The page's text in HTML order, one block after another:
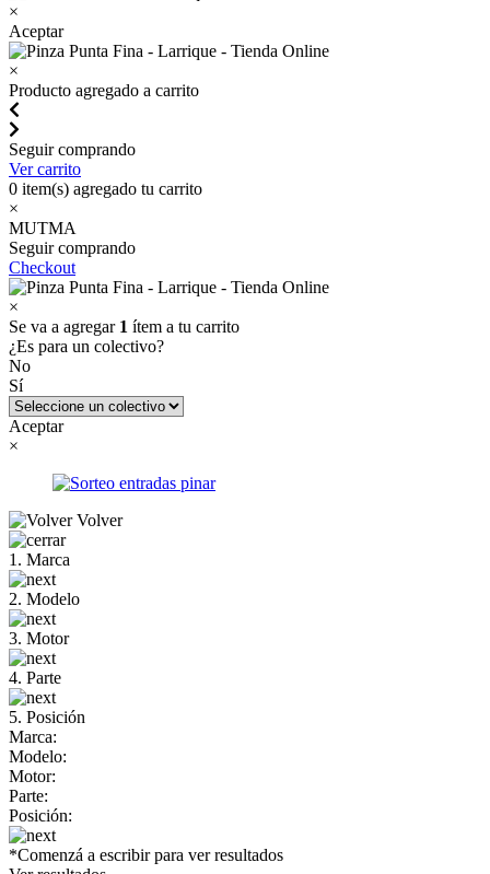
×
Aceptar
×
Producto agregado a carrito
Seguir comprando
Ver carrito
0 item(s) agregado tu carrito
×
MUTMA
Seguir comprando
Checkout
×
Se va a agregar 1 ítem a tu carrito
¿Es para un colectivo?
No
Sí
Aceptar
×
Volver
1. Marca
2. Modelo
3. Motor
4. Parte
5. Posición
Marca:
Modelo:
Motor:
Parte:
Posición:
*Comenzá a escribir para ver resultados